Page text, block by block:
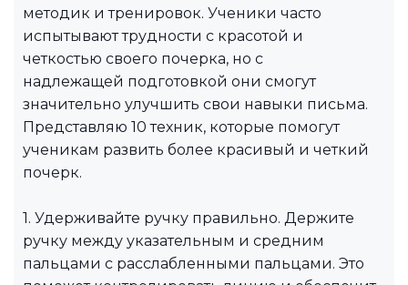
методик и тренировок. Ученики часто
испытывают трудности с красотой и
четкостью своего почерка, но с
надлежащей подготовкой они смогут
значительно улучшить свои навыки письма.
Представляю 10 техник, которые помогут
ученикам развить более красивый и четкий
почерк.
1. Удерживайте ручку правильно. Держите
ручку между указательным и средним
пальцами с расслабленными пальцами. Это